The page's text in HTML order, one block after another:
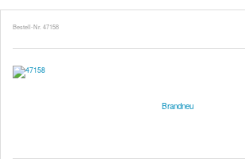
Bestell-Nr. 47158
Brandneu